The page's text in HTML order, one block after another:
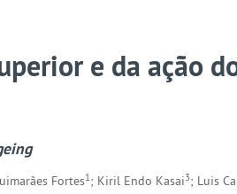
e da ação
Fortes1; Kiril Endo Kasai3; Luis